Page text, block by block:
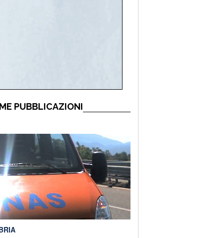
PUBBLICAZIONI